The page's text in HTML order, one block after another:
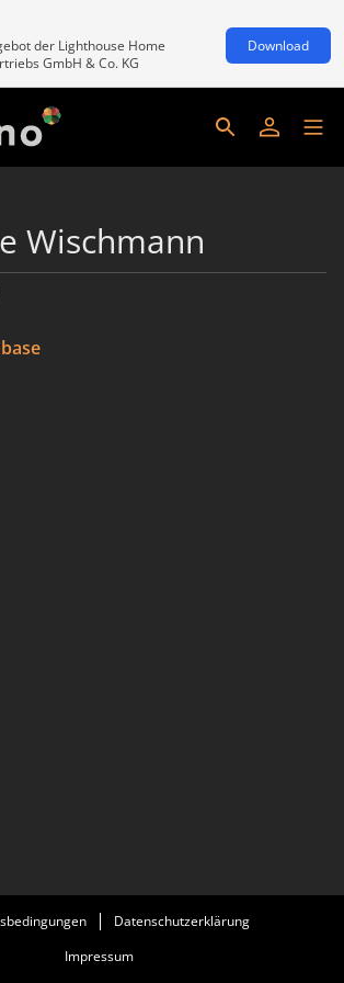
der Lighthouse Home
GmbH & Co. KG
Download
Wischmann
Datenschutzerklärung
Impressum